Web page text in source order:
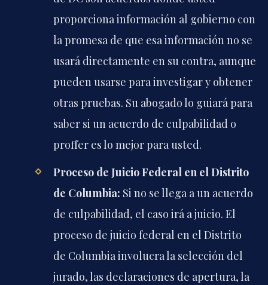
proporciona información al gobierno con
la promesa de que esa información no se
usará directamente en su contra, aunque
pueden usarse para investigar y obtener
otras pruebas. Su abogado lo guiará para
saber si un acuerdo de culpabilidad o
proffer es lo mejor para usted.
Proceso de Juicio Federal en el Distrito
de Columbia: Si no se llega a un acuerdo
de culpabilidad, el caso irá a juicio. El
proceso de juicio federal en el Distrito
de Columbia involucra la selección del
jurado, las declaraciones de apertura, la